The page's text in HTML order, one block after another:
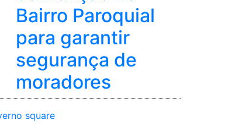
Bairro Paroquial
para garantir
segurança de
moradores